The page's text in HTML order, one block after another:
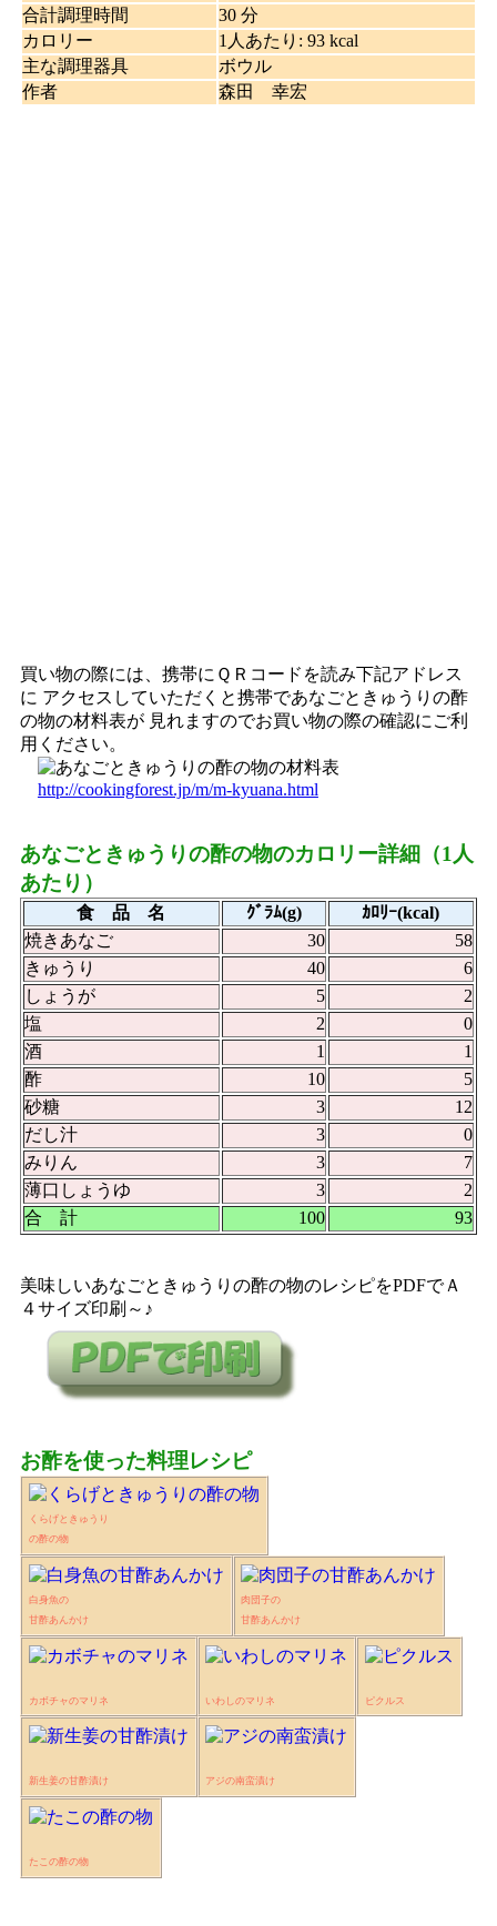
合計調理時間
30 分
カロリー
1人あたり : 93 kcal
主な調理器具
ボウル
作者
森田 幸宏
買い物の際には、携帯にＱＲコードを読み下記アドレス
に アクセスしていただくと携帯であなごときゅうりの酢
の物の材料表が 見れますのでお買い物の際の確認にご利
用ください。
http://cookingforest.jp/m/m-kyuana.html
あなごときゅうりの酢の物のカロリー詳細（1人
あたり）
食 品 名 ｸﾞﾗﾑ(g)
ｶﾛﾘｰ(kcal)
焼きあなご
30
58
きゅうり
40
6
しょうが
5
2
塩
2
0
酒
1
1
酢
10
5
砂糖
3
12
だし汁
3
0
みりん
3
7
薄口しょうゆ
3
2
合 計
100 93
美味しいあなごときゅうりの酢の物のレシピをPDFでＡ
４サイズ印刷～♪
お酢を使った料理レシピ
くらげときゅうり
の酢の物
白身魚の
甘酢あんかけ
肉団子の
甘酢あんかけ
カボチャのマリネ いわしのマリネ ピクルス
新生姜の甘酢漬け アジの南蛮漬け
たこの酢の物